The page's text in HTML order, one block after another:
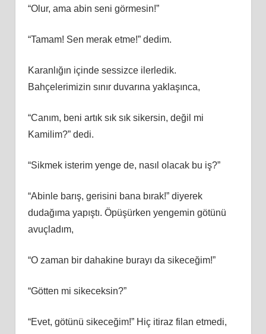
“Olur, ama abin seni görmesin!”
“Tamam! Sen merak etme!” dedim.
Karanlığın içinde sessizce ilerledik.
Bahçelerimizin sınır duvarına yaklaşınca,
“Canım, beni artık sık sık sikersin, değil mi
Kamilim?” dedi.
“Sikmek isterim yenge de, nasıl olacak bu iş?”
“Abinle barış, gerisini bana bırak!” diyerek
dudağıma yapıştı. Öpüşürken yengemin götünü
avuçladım,
“O zaman bir dahakine burayı da sikeceğim!”
“Götten mi sikeceksin?”
“Evet, götünü sikeceğim!” Hiç itiraz filan etmedi,